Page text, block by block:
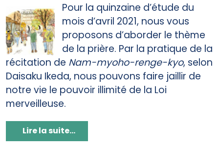
Pour la quinzaine d’étude du
mois d’avril 2021, nous vous
proposons d’aborder le thème
de la prière. Par la pratique de la
récitation de Nam-myoho-renge-kyo, selon
Daisaku Ikeda, nous pouvons faire jaillir de
notre vie le pouvoir illimité de la Loi
merveilleuse.
Lire la suite...